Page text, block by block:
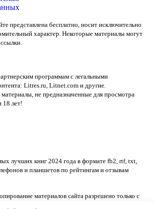
представлена бесплатно, носит исключительно
характер. Некоторые материалы могут
программам с легальными
Litres.ru, Litnet.com и другие.
не предназначенные для просмотра
18 лет!
лучших книг 2024 года в формате fb2, rtf, txt,
и планшетов по рейтингам и отзывам
материалов сайта разрешено только с